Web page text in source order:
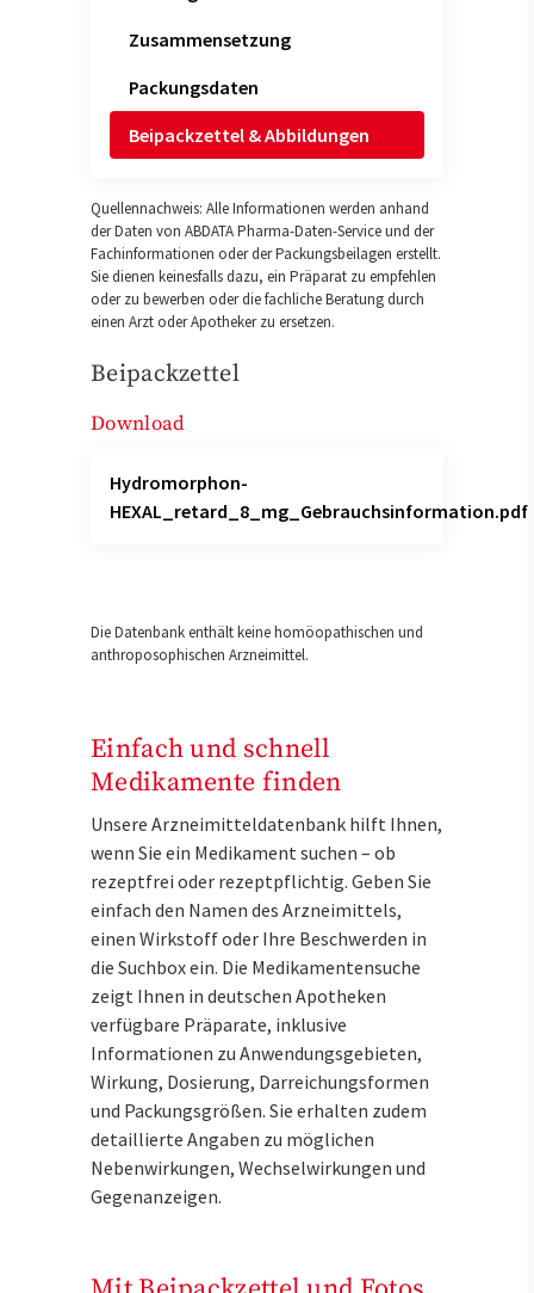
Zusammensetzung
Packungsdaten
Beipackzettel & Abbildungen
Quellennachweis: Alle Informationen werden anhand
der Daten von ABDATA Pharma-Daten-Service und der
Fachinformationen oder der Packungsbeilagen erstellt.
Sie dienen keinesfalls dazu, ein Präparat zu empfehlen
oder zu bewerben oder die fachliche Beratung durch
einen Arzt oder Apotheker zu ersetzen.
Beipackzettel
Download
Hydromorphon-
HEXAL_retard_8_mg_Gebrauchsinformation.pdf
Die Datenbank enthält keine homöopathischen und
anthroposophischen Arzneimittel.
Einfach und schnell
Medikamente finden
Unsere Arzneimitteldatenbank hilft Ihnen,
wenn Sie ein Medikament suchen – ob
rezeptfrei oder rezeptpflichtig. Geben Sie
einfach den Namen des Arzneimittels,
einen Wirkstoff oder Ihre Beschwerden in
die Suchbox ein. Die Medikamentensuche
zeigt Ihnen in deutschen Apotheken
verfügbare Präparate, inklusive
Informationen zu Anwendungsgebieten,
Wirkung, Dosierung, Darreichungsformen
und Packungsgrößen. Sie erhalten zudem
detaillierte Angaben zu möglichen
Nebenwirkungen, Wechselwirkungen und
Gegenanzeigen.